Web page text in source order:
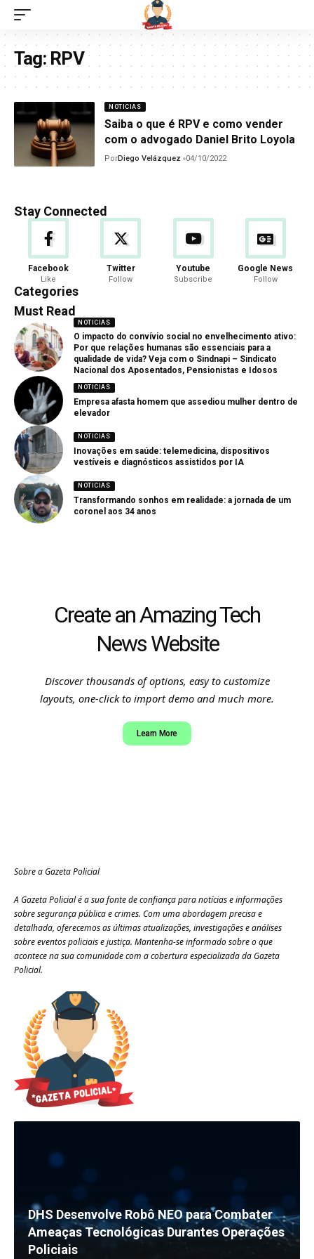
Tag:RPV
NOTICIAS
Saiba o que é RPV e como vender
com o advogado Daniel Brito Loyola
PorDiego Velázquez 04/10/2022
Stay Connected
Facebook
Like
Twitter
Follow
Youtube
Subscribe
Google News
Follow
Categories
Must Read
NOTICIAS
O impacto do convívio social no envelhecimento ativo:
Por que relações humanas são essenciais para a
qualidade de vida? Veja com o Sindnapi – Sindicato
Nacional dos Aposentados, Pensionistas e Idosos
NOTICIAS
Empresa afasta homem que assediou mulher dentro de
elevador
NOTICIAS
Inovações em saúde: telemedicina, dispositivos
vestíveis e diagnósticos assistidos por IA
NOTICIAS
Transformando sonhos em realidade: a jornada de um
coronel aos 34 anos
Create an Amazing Tech
News Website
Discover thousands of options, easy to customize
layouts, one-click to import demo and much more.
Learn More
Sobre a Gazeta Policial
A Gazeta Policial é a sua fonte de confiança para notícias e informações
sobre segurança pública e crimes. Com uma abordagem precisa e
detalhada, oferecemos as últimas atualizações, investigações e análises
sobre eventos policiais e justiça. Mantenha-se informado sobre o que
acontece na sua comunidade com a cobertura especializada da Gazeta
Policial.
DHS Desenvolve Robô NEO para Combater
Ameaças Tecnológicas Durantes Operações
Policiais